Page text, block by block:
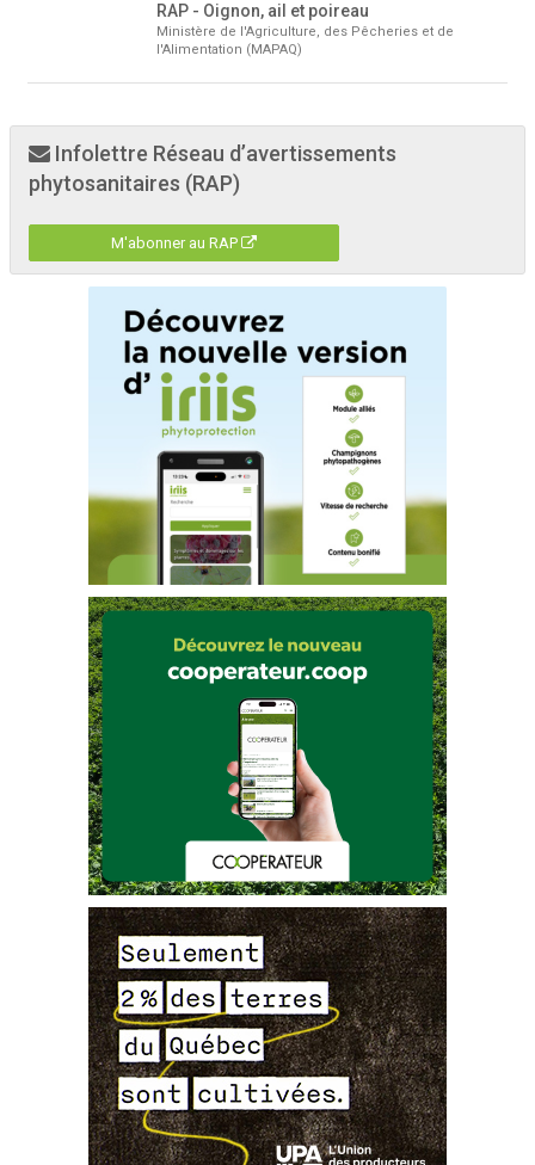
RAP - Oignon, ail et poireau
Ministère de l'Agriculture, des Pêcheries et de
l'Alimentation (MAPAQ)
Infolettre Réseau d’avertissements
phytosanitaires (RAP)
M'abonner au RAP